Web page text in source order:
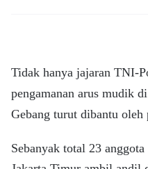
Tidak hanya jajaran TNI-
pengamanan arus mudik
Gebang turut dibantu oleh
Sebanyak total 23